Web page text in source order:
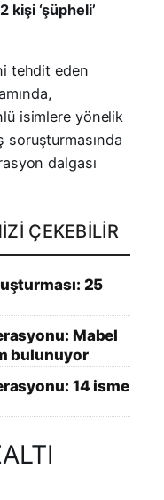
kişi ‘şüpheli’
tehdit eden
isimlere yönelik
soruşturmasında
dalgası
ÇEKEBILIR
25
Mabel
bulunuyor
14 isme